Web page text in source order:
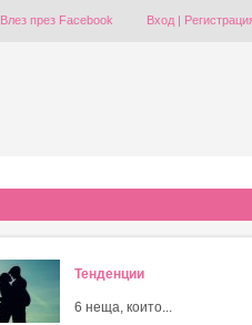
Влез през Facebook Вход|
Тенденции
6 неща, които...